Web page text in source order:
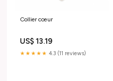
Collier cœur
US$ 13.19
★★★★★ 4.3 (11 reviews)